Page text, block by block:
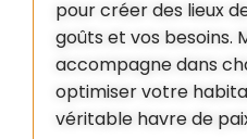
pour créer des lieux
goûts et vos besoins.
accompagne dans
optimiser votre
véritable havre de